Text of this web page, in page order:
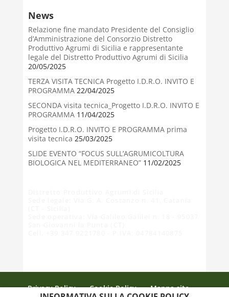
News
Relazione fine mandato Presidente del Consiglio
d’Amministrazione del Consorzio Distretto
Produttivo Agrumi di Sicilia e rappresentante
legale del Distretto Produttivo Agrumi di Sicilia
20/05/2025
TERZA VISITA TECNICA Progetto I.D.R.O. INVITO E
PROGRAMMA22/04/2025
SECONDA visita tecnica_Progetto I.D.R.O. INVITO E
PROGRAMMA11/04/2025
Progetto I.D.R.O. INVITO E PROGRAMMA prima
visita tecnica 25/03/2025
SLIDE EVENTO “FOCUS SULL’AGRUMICOLTURA
BIOLOGICA NEL MEDITERRANEO”11/02/2025
Privacy Policy Cookie Policy Mappa sito